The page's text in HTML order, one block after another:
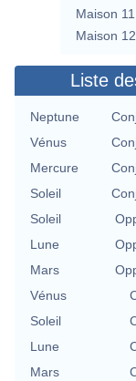
Maison 11
Maison 12
Liste
Neptune
Vénus
Mercure
Soleil
Soleil
Lune
Mars
Vénus
Soleil
Lune
Mars